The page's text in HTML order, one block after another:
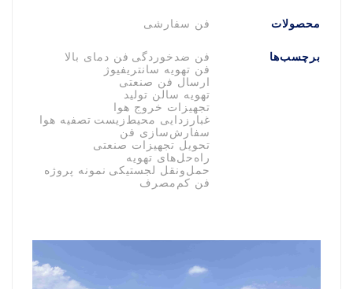
محصولات فن سفارشی
برچسب‌ها فن ضدخوردگی فن دمای بالا
فن تهویه سانتریفیوژ
ارسال فن صنعتی
تهویه سالن تولید
تجهیزات خروج هوا
غبارزدایی محیط‌زیست تصفیه هوا
سفارش‌سازی فن
تحویل تجهیزات صنعتی
راه‌حل‌های تهویه
حمل‌ونقل لجستیکی نمونه پروژه
فن کم‌مصرف